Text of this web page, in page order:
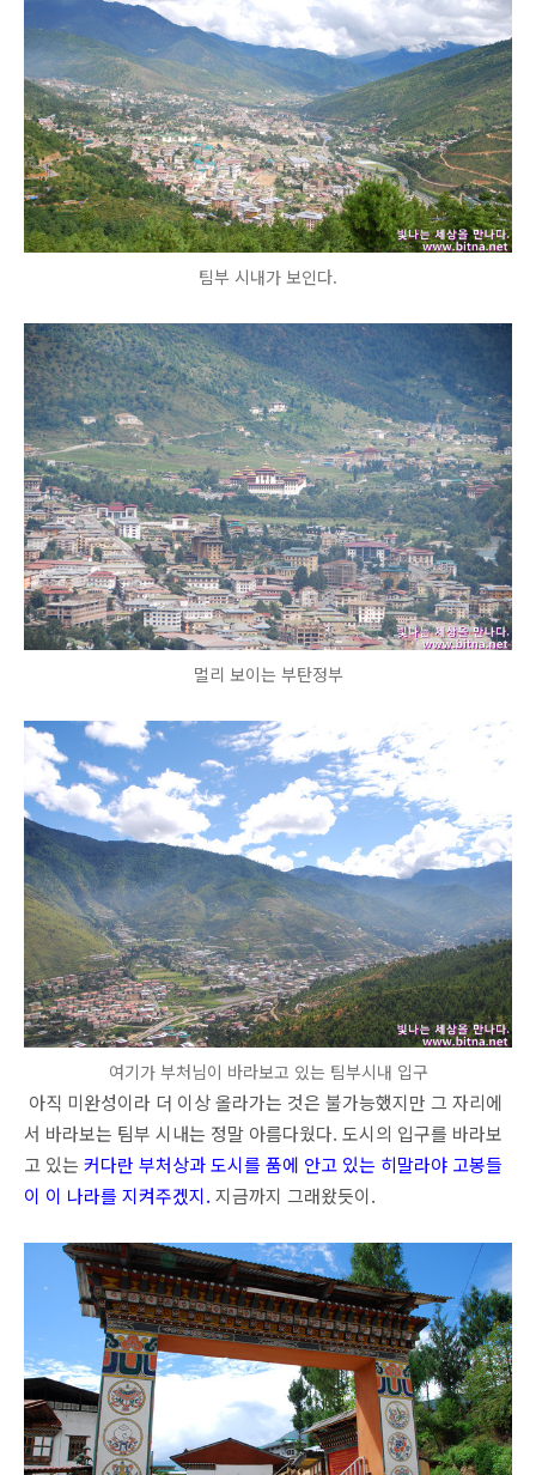
팀부 시내가 보인다.
멀리 보이는 부탄정부
여기가 부처님이 바라보고 있는 팀부시내 입구
아직 미완성이라 더 이상 올라가는 것은 불가능했지만 그 자리에
서 바라보는 팀부 시내는 정말 아름다웠다. 도시의 입구를 바라보
고 있는 커다란 부처상과 도시를 품에 안고 있는 히말라야 고봉들
이 이 나라를 지켜주겠지. 지금까지 그래왔듯이.